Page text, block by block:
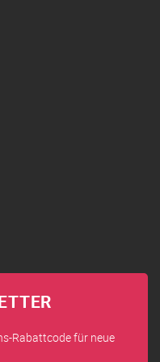
Rabattcode für neue